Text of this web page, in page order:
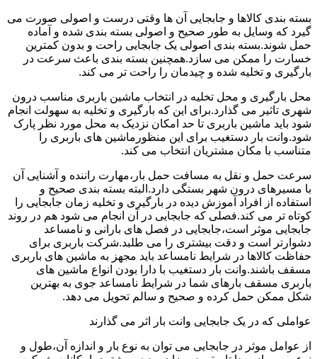
بسته بندی کالاها و جابجایی آن ها وقتی درست و اصولی صورت می
گیرد که وسایل به طور صحیح و اصولی بسته بندی شده و آماده
حمل شوند.بسته بندی اصولی یک جابجایی راحت و بدون کمترین
خسارت را ممکن می سازد.همچنین بسته بندی باعث سرعت در
بارگیری و تخلیه شده و چیدمان را راحت تر می کند.
محل بارگیری و محل تخلیه در انتخاب ماشین باربری مناسب درون
شهری تاثیر می گذارد.برای این که بارگیری و تخلیه به سهولت انجام
شود باید ماشین باربری تا حد امکان نزدیک به محل مورد نظر پارک
شود.وانت بار دستغیب برای این منظورماشین های باربری را
متناسب با مکان مشتریان انتخاب می کند.
سرعت حمل و نقل به مسافت حمل بار،مهارت راننده و آشنایی آن
با مسیرهای درون شهر بستگی دارد.البته بسته بندی صحیح و
استفاده از افراد آموزش دیده در بارگیری و تخلیه زمان جابجایی را
کوتاه تر می کند.فصلی که جابجایی در آن انجام می شود هم در روند
جابجایی موثر است،جابجایی در فصل های بارانی و نامساعد
دشوارتر است و دقت بیشتری را می طلبد.شرکت باربری برای
حفاظت کالاها در شرایط نامساعد باید مجهز به ماشین های باربری
مسقف باشند.وانت بار دستغیب با دارا بودن انواع ماشین های
باربری مسقف بارهای شما در شرایط نامساعد جوی به بهترین
شکل ممکن حمل کرده و صحیح و سالم تحویل می دهد.
عواملی که در یک جابجایی وانت بار اثر می گذارند
از عوامل موثر در جابجایی می توان به نوع بار و اندازه آن،طول و